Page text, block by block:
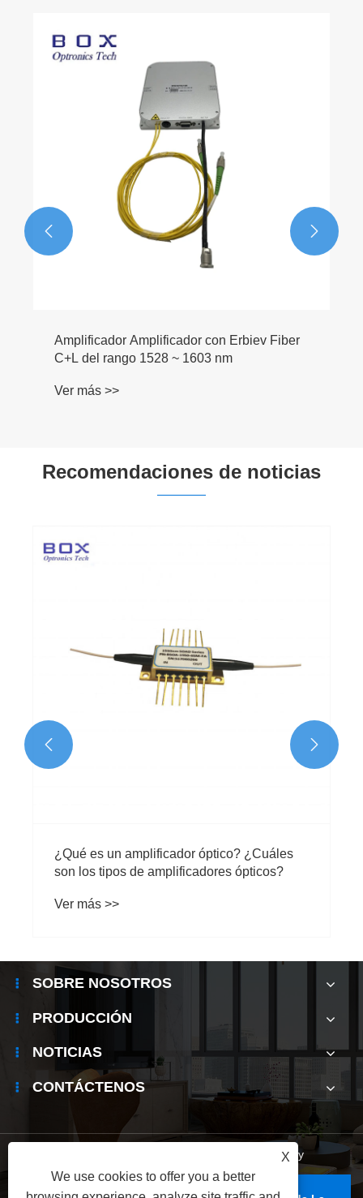
Amplificador Amplificador con Erbiev Fiber
C+L del rango 1528 ~ 1603 nm
Ver más >>
 
Recomendaciones de noticias
¿Qué es un amplificador óptico? ¿Cuáles
son los tipos de amplificadores ópticos?
Ver más >>
 
SOBRE NOSOTROS
PRODUCCIÓN
NOTICIAS
CONTÁCTENOS
Privacy Policy
X
We use cookies to offer you a better